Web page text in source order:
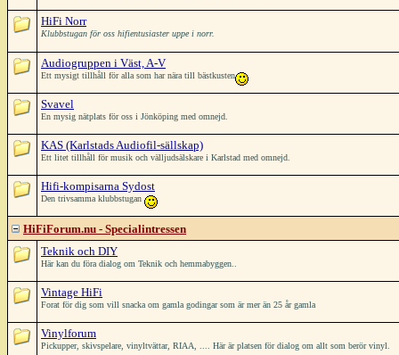
HiFi Norr
Klubbstugan för oss hifientusiaster uppe i norr.
Audiogruppen i Väst, A-V
Ett mysigt tillhåll för alla som har nära till bästkusten
Svavel
En mysig nätplats för oss i Jönköping med omnejd.
KAS (Karlstads Audiofil-sällskap)
Ett litet tillhåll för musik och välljudsälskare i Karlstad med omnejd.
Hifi-kompisarna Sydost
Den trivsamma klubbstugan
HiFiForum.nu - Specialintressen
Teknik och DIY
Här kan du föra dialog om Teknik och hemmabyggen..
Vintage HiFi
Forat för dig som vill snacka om gamla godingar som är mer än 25 år gamla
Vinylforum
Pickupper, skivspelare, vinyltvättar, RIAA, .... Här är platsen för dialog om allt som berör vinyl.